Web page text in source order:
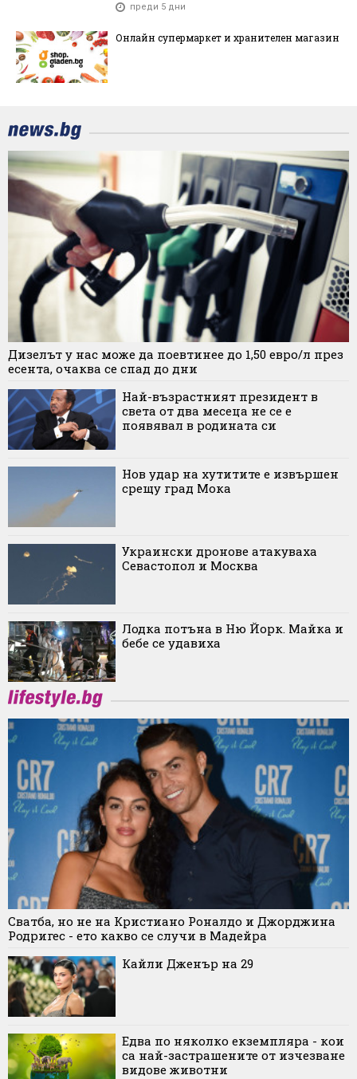
преди 5 дни
Онлайн супермаркет и хранителен магазин
Дизелът у нас може да поевтинее до 1,50 евро/л през
есента, очаква се спад до дни
Най-възрастният президент в
света от два месеца не се е
появявал в родината си
Нов удар на хутитите е извършен
срещу град Мока
Украински дронове атакуваха
Севастопол и Москва
Лодка потъна в Ню Йорк. Майка и
бебе се удавиха
Сватба, но не на Кристиано Роналдо и Джорджина
Родригес - ето какво се случи в Мадейра
Кайли Дженър на 29
Едва по няколко екземпляра - кои
са най-застрашените от изчезване
видове животни